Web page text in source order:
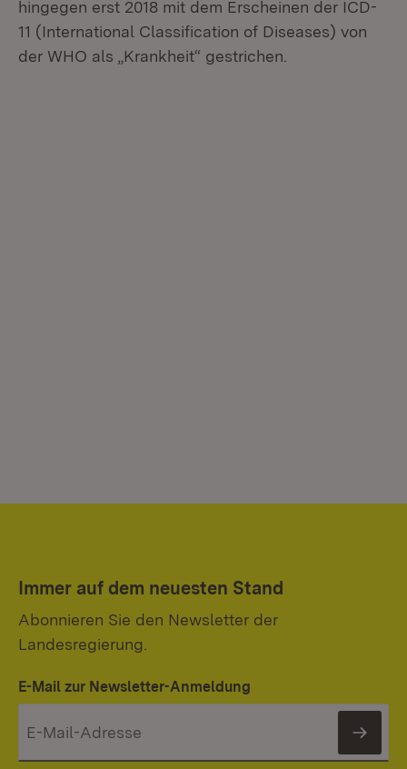
hingegen erst 2018 mit dem Erscheinen der ICD-
11 (International Classification of Diseases) von
der WHO als „Krankheit“ gestrichen.
Immer auf dem neuesten Stand
Abonnieren Sie den Newsletter der
Landesregierung.
E-Mail zur Newsletter-Anmeldung